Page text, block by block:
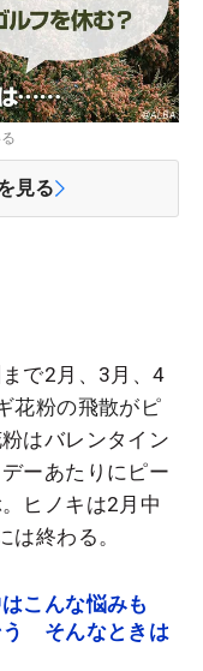
見る
で2月、3月、4
花粉の飛散がピ
はバレンタイン
ーあたりにピー
ヒノキは2月中
終わる。
こんな悩みも
う そんなときは